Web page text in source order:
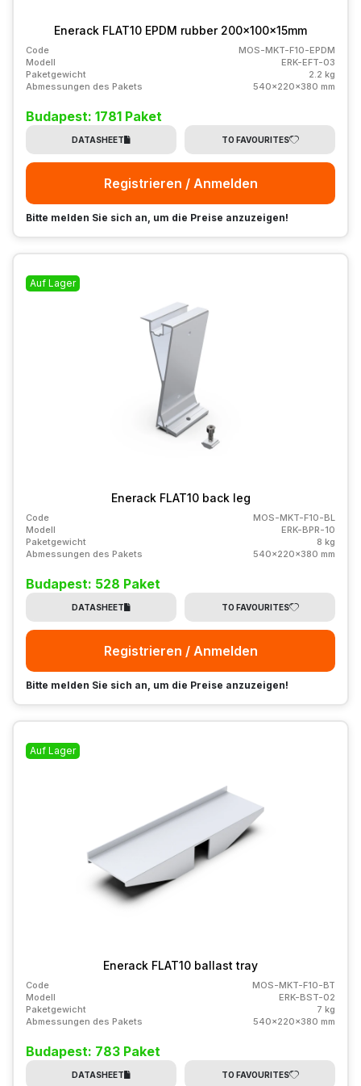
Enerack FLAT10 EPDM rubber 200x100x15mm
Code
MOS-MKT-F10-EPDM
Modell
ERK-EFT-03
Paketgewicht
2.2 kg
Abmessungen des Pakets
540x220x380 mm
Budapest: 1781 Paket
DATASHEET TO FAVOURITES
Registrieren / Anmelden
Bitte melden Sie sich an, um die Preise anzuzeigen!
Auf Lager
Enerack FLAT10 back leg
Code
MOS-MKT-F10-BL
Modell
ERK-BPR-10
Paketgewicht
8 kg
Abmessungen des Pakets
540x220x380 mm
Budapest: 528 Paket
DATASHEET TO FAVOURITES
Registrieren / Anmelden
Bitte melden Sie sich an, um die Preise anzuzeigen!
Auf Lager
Enerack FLAT10 ballast tray
Code
MOS-MKT-F10-BT
Modell
ERK-BST-02
Paketgewicht
7 kg
Abmessungen des Pakets
540x220x380 mm
Budapest: 783 Paket
DATASHEET TO FAVOURITES